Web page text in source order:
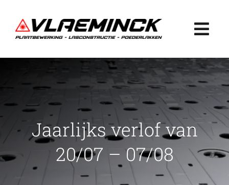
naar
inhoud
Plaatbewerking
Lasconstructie
Poederlakken
Jaarlijks verlof van
20/07 – 07/08